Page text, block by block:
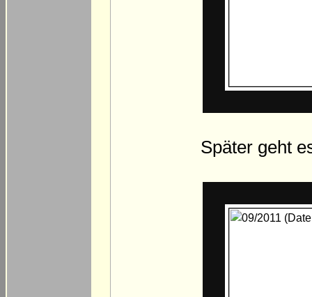
Später geht